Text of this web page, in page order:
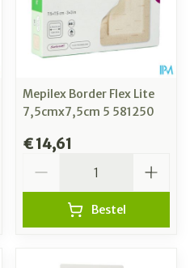
Mepilex Border Flex Lite
7,5cmx7,5cm 5 581250
€ 14,61
Bestel